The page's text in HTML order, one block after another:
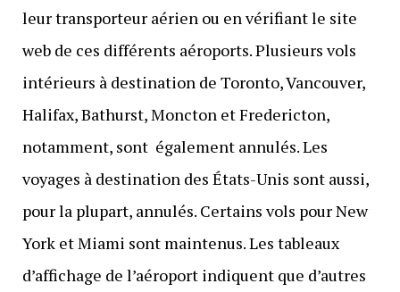
leur transporteur aérien ou en vérifiant le site
web de ces différents aéroports. Plusieurs vols
intérieurs à destination de Toronto, Vancouver,
Halifax, Bathurst, Moncton et Fredericton,
notamment, sont également annulés. Les
voyages à destination des États-Unis sont aussi,
pour la plupart, annulés. Certains vols pour New
York et Miami sont maintenus. Les tableaux
d’affichage de l’aéroport indiquent que d’autres